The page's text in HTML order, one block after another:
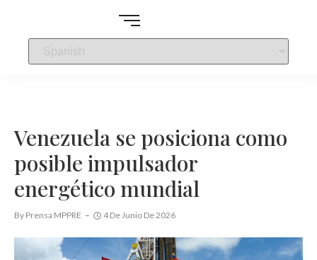
Venezuela se posiciona como
posible impulsador
energético mundial
By Prensa MPPRE 4 De Junio De 2026